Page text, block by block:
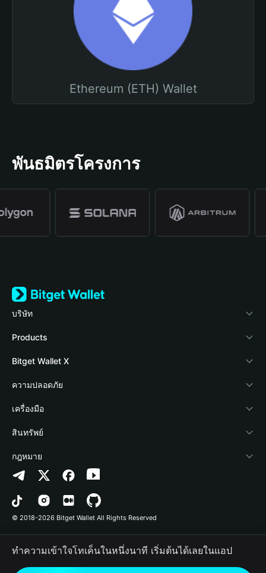
Ethereum (ETH) Wallet
พันธมิตรโครงการ
บริษัท
เกี่ยวกับ Bitget Wallet
Blog
Academy
ข่าวสารด้านคริปโต
ศูนย์ช่วยเหลือ
ติดต่อเรา
ทรัพยากรข้อมูลของแบรนด์
อาชีพ
Products
Crypto Card
Stablecoin Earn
Payfi Crypto
Crypto Swap API
Altcoin Season Index
Prediction Markets
DApp
RWA
Bitget Wallet X
นักพัฒนา
เชื่อมต่อ Wallet
Bitget Wallet Pay
ลิสต์โปรเจกต์
ความปลอดภัย
Protection Fund
เทคโนโลยีความปลอดภัย
เครื่องมือ
ซื้อคริปโต
การตรวจจับการอนุญาต
การตรวจจับสัญญา
การโอนเป็นชุด
สินทรัพย์
Arbitrum
Avalanche
Bitcoin
Polygon
กฎหมาย
นโยบายความเป็นส่วนตัว
ข้อตกลงในการใช้บริการ
© 2018-2026 Bitget Wallet All Rights Reserved
ทำความเข้าใจโทเค็นในหนึ่งนาที เริ่มต้นได้เลยในแอป